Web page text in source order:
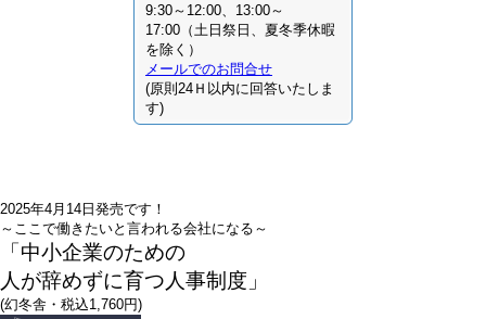
9:30～12:00、13:00～
17:00（土日祭日、夏冬季休暇
を除く）
メールでのお問合せ
(原則24Ｈ以内に回答いたしま
す)
2025年4月14日発売です！
～ここで働きたいと言われる会社になる～
「中小企業のための
人が辞めずに育つ人事制度」
(幻冬舎・税込1,760円)